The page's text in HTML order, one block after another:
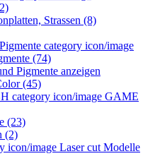
Strassen (8)
(74)
Pigmente anzeigen
(45)
GAME
(23)
(2)
Laser cut Modelle